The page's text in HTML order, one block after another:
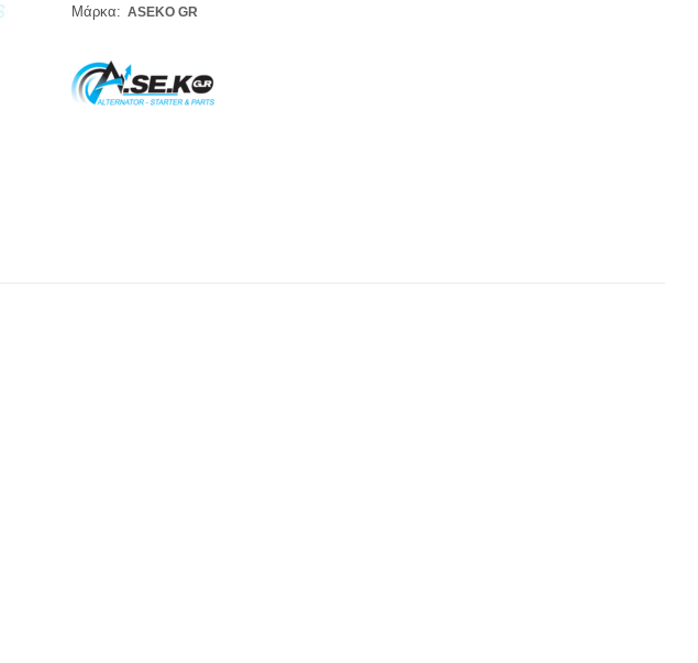
Μάρκα:ASEKO GR